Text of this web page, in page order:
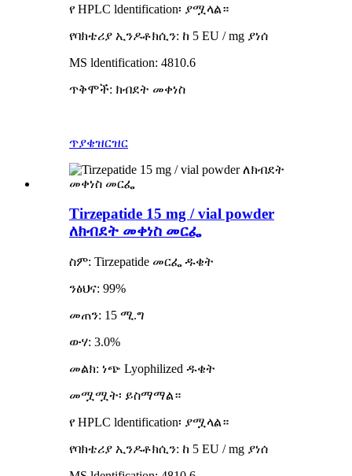
የ HPLC ldentification፡ ያሟላል።
የባክቴሪያ ኢንዶቶክሲን: ከ 5 EU / mg ያነሰ
MS ldentification: 4810.6
ጥቅሞች: ክብደት መቀነስ
ጥያቄዝርዝር
Tirzepatide 15 mg / vial powder
ለክብደት መቀነስ መርፌ
ስም: Tirzepatide መርፌ ዱቄት
ንፅህና: 99%
መጠን: 15 ሚ.ግ
ውሃ: 3.0%
መልክ: ነጭ Lyophilized ዱቄት
መሟሟት፡ ይስማማል።
የ HPLC ldentification፡ ያሟላል።
የባክቴሪያ ኢንዶቶክሲን: ከ 5 EU / mg ያነሰ